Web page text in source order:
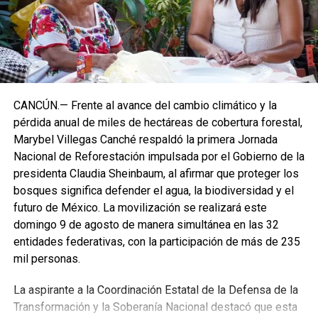
CANCÚN.— Frente al avance del cambio climático y la
pérdida anual de miles de hectáreas de cobertura forestal,
Marybel Villegas Canché respaldó la primera Jornada
Nacional de Reforestación impulsada por el Gobierno de la
presidenta Claudia Sheinbaum, al afirmar que proteger los
bosques significa defender el agua, la biodiversidad y el
futuro de México. La movilización se realizará este
domingo 9 de agosto de manera simultánea en las 32
entidades federativas, con la participación de más de 235
mil personas.
La aspirante a la Coordinación Estatal de la Defensa de la
Transformación y la Soberanía Nacional destacó que esta